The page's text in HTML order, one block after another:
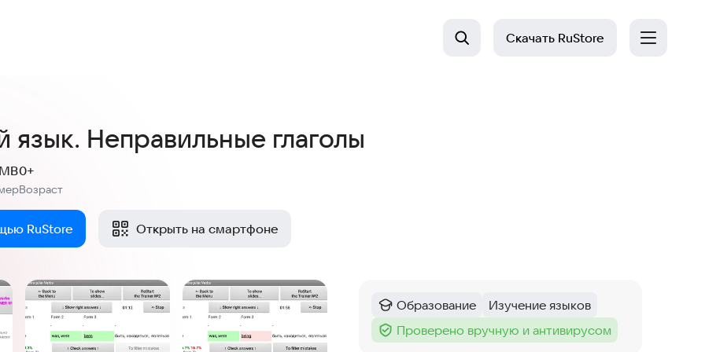
Скачать RuStore
язык. Неправильные глаголы
Возраст
0+
RuStore Открыть на смартфоне
Категория:
Образование
Тег:
Изучение языков
Тег :
Проверено вручную и антивирусом